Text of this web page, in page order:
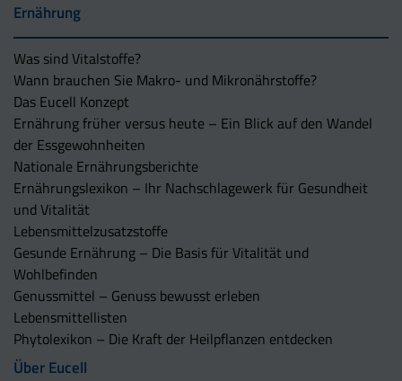
Ernährung
Was sind Vitalstoffe?
Wann brauchen Sie Makro- und Mikronährstoffe?
Das Eucell Konzept
Ernährung früher versus heute – Ein Blick auf den Wandel
der Essgewohnheiten
Nationale Ernährungsberichte
Ernährungslexikon – Ihr Nachschlagewerk für Gesundheit
und Vitalität
Lebensmittelzusatzstoffe
Gesunde Ernährung – Die Basis für Vitalität und
Wohlbefinden
Genussmittel – Genuss bewusst erleben
Lebensmittellisten
Phytolexikon – Die Kraft der Heilpflanzen entdecken
Über Eucell